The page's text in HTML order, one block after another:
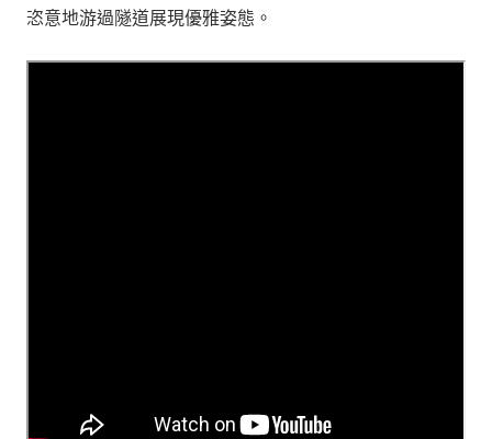
恣意地游過隧道展現優雅姿態。